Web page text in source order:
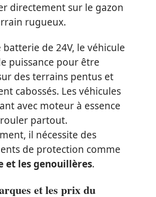
directement sur le gazon
rugueux.
batterie de 24V, le véhicule
puissance pour être
des terrains pentus et
cabossés. Les véhicules
avec moteur à essence
partout.
il nécessite des
de protection comme
et les genouillères.
et les prix du